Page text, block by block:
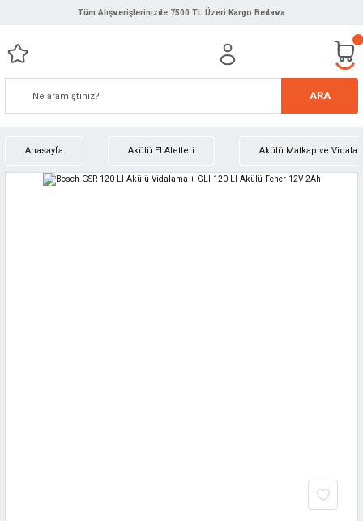
Tüm Alışverişlerinizde 7500 TL Üzeri Kargo Bedava
ARA
Anasayfa Akülü El Aletleri Akülü Matkap ve